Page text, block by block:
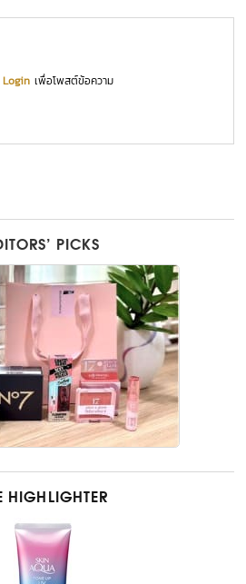
Login เพื่อโพสต์ข้อความ
PICKS
HIGHLIGHTER